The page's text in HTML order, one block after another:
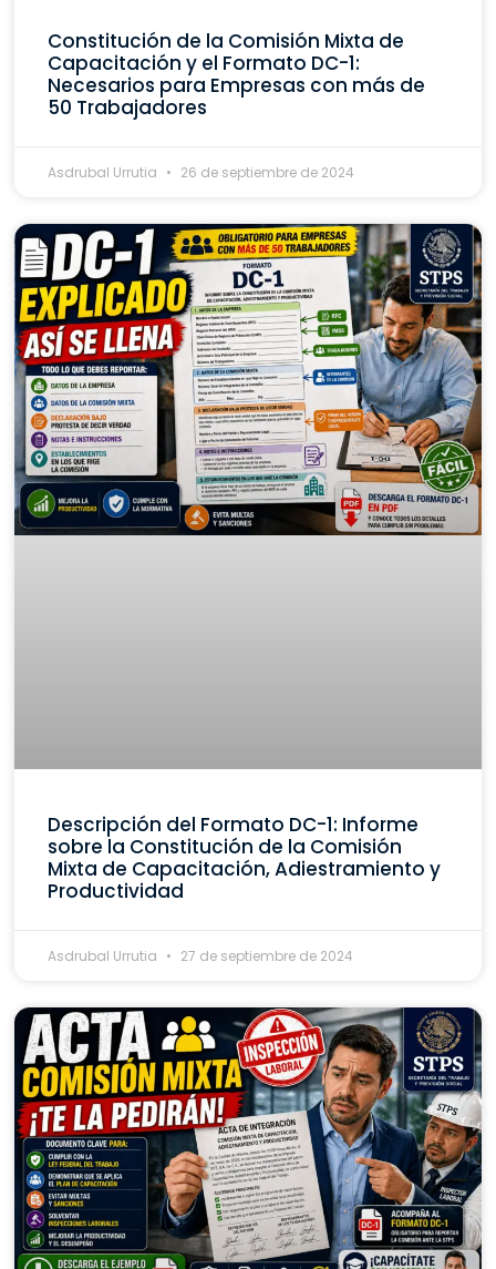
Constitución de la Comisión Mixta de
Capacitación y el Formato DC-1:
Necesarios para Empresas con más de
50 Trabajadores
Asdrubal Urrutia 26 de septiembre de 2024
Descripción del Formato DC-1: Informe
sobre la Constitución de la Comisión
Mixta de Capacitación, Adiestramiento y
Productividad
Asdrubal Urrutia 27 de septiembre de 2024